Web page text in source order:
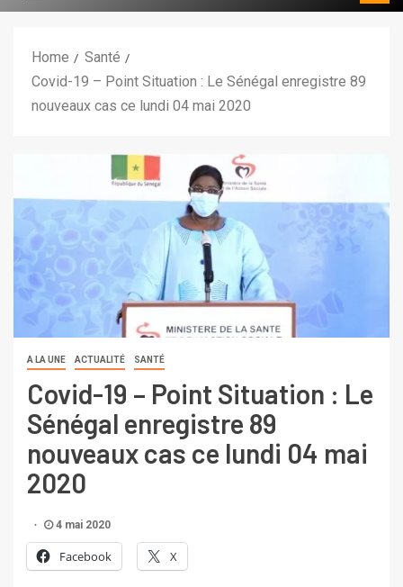
Home
Santé
Covid-19 – Point Situation : Le Sénégal enregistre 89
nouveaux cas ce lundi 04 mai 2020
A LA UNE ACTUALITÉ SANTÉ
Covid-19 – Point Situation : Le
Sénégal enregistre 89
nouveaux cas ce lundi 04 mai
2020
4 mai 2020
Facebook X